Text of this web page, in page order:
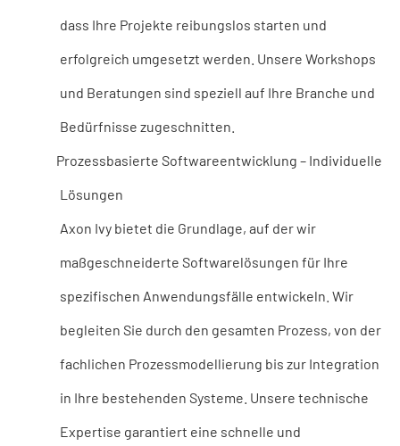
dass Ihre Projekte reibungslos starten und
erfolgreich umgesetzt werden. Unsere Workshops
und Beratungen sind speziell auf Ihre Branche und
Bedürfnisse zugeschnitten.
Prozessbasierte Softwareentwicklung – Individuelle
Lösungen
Axon Ivy bietet die Grundlage, auf der wir
maßgeschneiderte Softwarelösungen für Ihre
spezifischen Anwendungsfälle entwickeln. Wir
begleiten Sie durch den gesamten Prozess, von der
fachlichen Prozessmodellierung bis zur Integration
in Ihre bestehenden Systeme. Unsere technische
Expertise garantiert eine schnelle und